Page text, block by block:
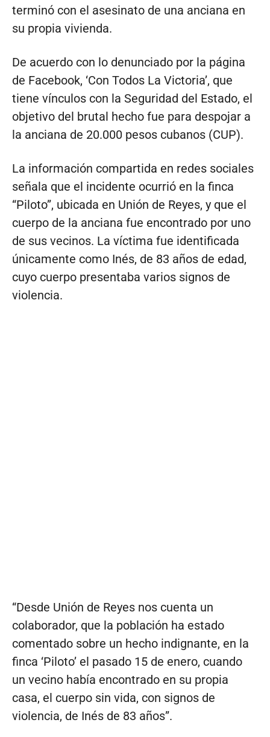
terminó con el asesinato de una anciana en
su propia vivienda.
De acuerdo con lo denunciado por la página
de Facebook, ‘Con Todos La Victoria’, que
tiene vínculos con la Seguridad del Estado, el
objetivo del brutal hecho fue para despojar a
la anciana de 20.000 pesos cubanos (CUP).
La información compartida en redes sociales
señala que el incidente ocurrió en la finca
“Piloto”, ubicada en Unión de Reyes, y que el
cuerpo de la anciana fue encontrado por uno
de sus vecinos. La víctima fue identificada
únicamente como Inés, de 83 años de edad,
cuyo cuerpo presentaba varios signos de
violencia.
“Desde Unión de Reyes nos cuenta un
colaborador, que la población ha estado
comentado sobre un hecho indignante, en la
finca ‘Piloto’ el pasado 15 de enero, cuando
un vecino había encontrado en su propia
casa, el cuerpo sin vida, con signos de
violencia, de Inés de 83 años”.